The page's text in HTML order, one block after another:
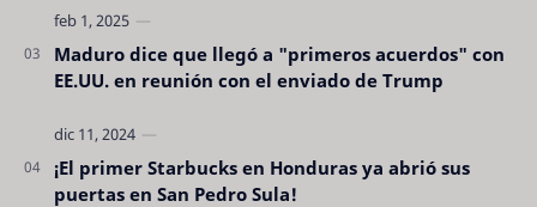
Maduro dice que llegó a "primeros acuerdos" con
EE.UU. en reunión con el enviado de Trump
¡El primer Starbucks en Honduras ya abrió sus
puertas en San Pedro Sula!